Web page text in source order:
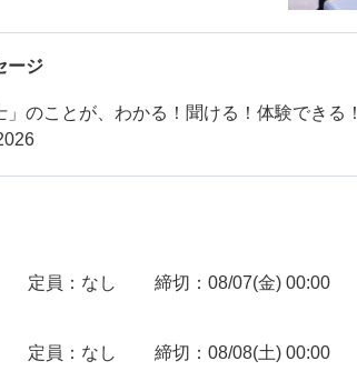
ージ
のことが、わかる！聞ける！体験できる！
定員：なし 締切：08/07(金) 00:00
定員：なし 締切：08/08(土) 00:00